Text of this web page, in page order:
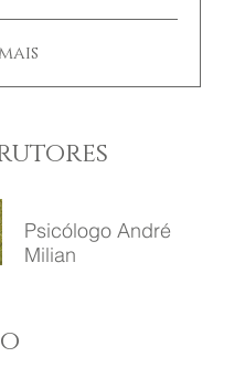
Psicólogo André
Milian